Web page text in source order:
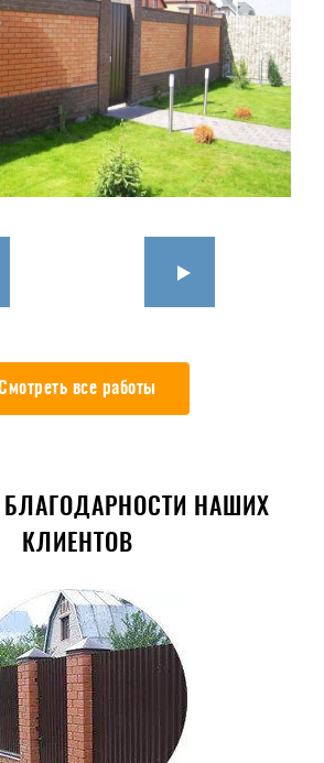
все работы
НАШИХ
КЛИЕНТОВ